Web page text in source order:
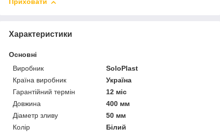
Приховати
Характеристики
Основні
Виробник
SoloPlast
Країна виробник
Україна
Гарантійний термін
12 міс
Довжина
400 мм
Діаметр зливу
50 мм
Колір
Білий